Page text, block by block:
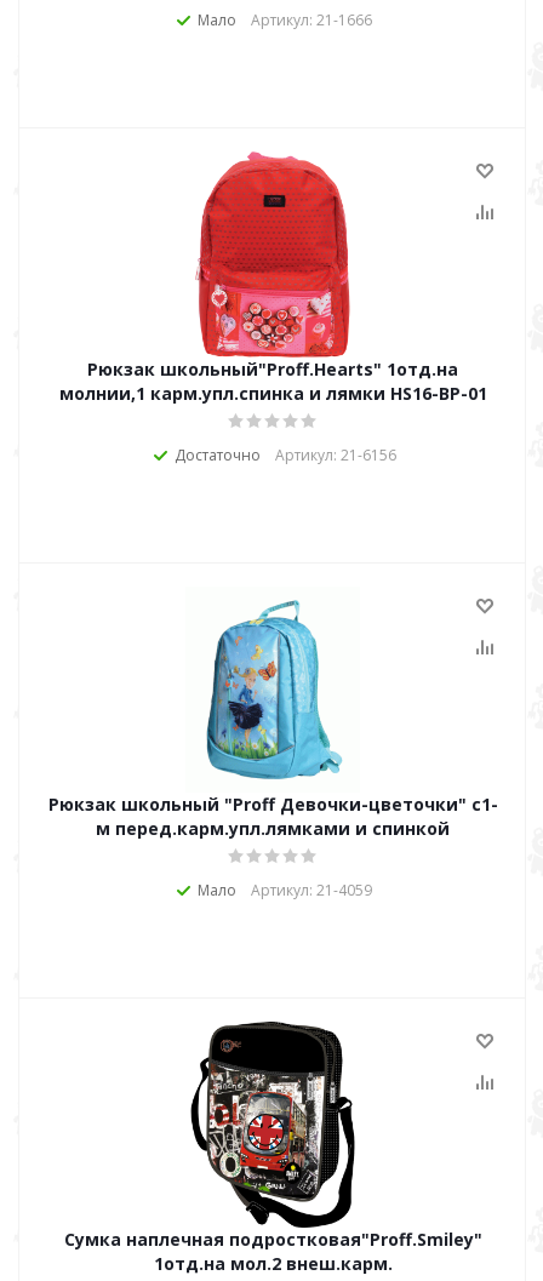
Мало Артикул: 21-1666
Рюкзак школьный"Proff.Hearts" 1отд.на
молнии,1 карм.упл.спинка и лямки HS16-ВР-01
Достаточно Артикул: 21-6156
Рюкзак школьный "Proff Девочки-цветочки" с1-
м перед.карм.упл.лямками и спинкой
Мало Артикул: 21-4059
Сумка наплечная подростковая"Proff.Smiley"
1отд.на мол.2 внеш.карм.